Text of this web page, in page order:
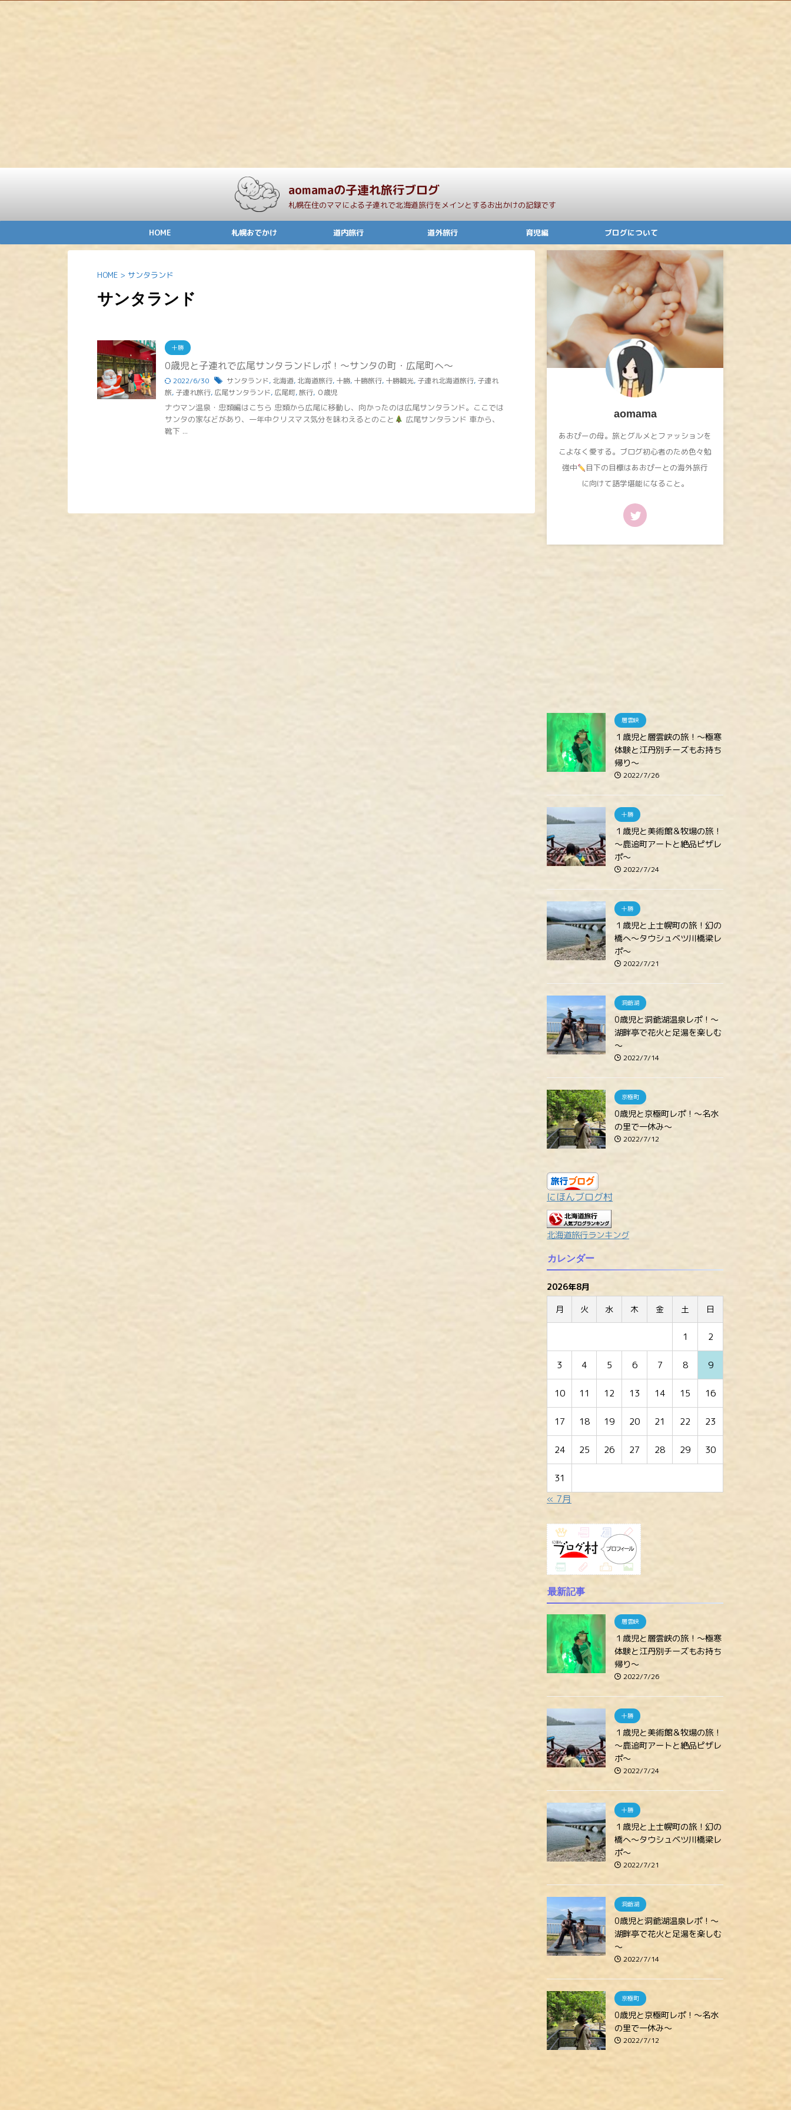
aomamaの子連れ旅行ブログ
札幌在住のママによる子連れで北海道旅行をメインとするお出かけの記録です
HOME 札幌おでかけ 道内旅行 道外旅行 育児編 ブログについて
HOME > サンタランド
サンタランド
十勝
0歳児と子連れで広尾サンタランドレポ！～サンタの町・広尾町へ～
2022/6/30 サンタランド, 北海道, 北海道旅行, 十勝, 十勝旅行, 十勝観光, 子連れ北海道旅行, 子連れ
旅, 子連れ旅行, 広尾サンタランド, 広尾町,旅行, ０歳児
ナウマン温泉・忠類編はこちら 忠類から広尾に移動し、向かったのは広尾サンタランド。ここでは
サンタの家などがあり、一年中クリスマス気分を味わえるとのこと
広尾サンタランド 車から、
靴下 ...
aomama
あおぴーの母。旅とグルメとファッションを
こよなく愛する。ブログ初心者のため色々勉
強中
目下の目標はあおぴーとの海外旅行
に向けて語学堪能になること。
層雲峡
１歳児と層雲峡の旅！～極寒
体験と江丹別チーズもお持ち
帰り～
2022/7/26
十勝
１歳児と美術館＆牧場の旅！
～鹿追町アートと絶品ピザレ
ポ～
2022/7/24
十勝
１歳児と上士幌町の旅！幻の
橋へ～タウシュベツ川橋梁レ
ポ～
2022/7/21
洞爺湖
0歳児と洞爺湖温泉レポ！～
湖畔亭で花火と足湯を楽しむ
～
2022/7/14
京極町
0歳児と京極町レポ！～名水
の里で一休み～
2022/7/12
にほんブログ村
北海道旅行ランキング
カレンダー
2026年8月
月
火 水 木 金 土 日
1 2
3 4 5 6 7 8 9
10 11 12 13 14 15 16
17 18 19 20 21 22 23
24 25 26 27 28 29 30
31
« 7月
最新記事
層雲峡
１歳児と層雲峡の旅！～極寒
体験と江丹別チーズもお持ち
帰り～
2022/7/26
十勝
１歳児と美術館＆牧場の旅！
～鹿追町アートと絶品ピザレ
ポ～
2022/7/24
十勝
１歳児と上士幌町の旅！幻の
橋へ～タウシュベツ川橋梁レ
ポ～
2022/7/21
洞爺湖
0歳児と洞爺湖温泉レポ！～
湖畔亭で花火と足湯を楽しむ
～
2022/7/14
京極町
0歳児と京極町レポ！～名水
の里で一休み～
2022/7/12